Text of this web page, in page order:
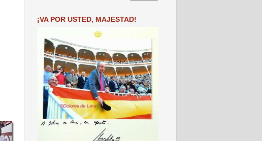
¡VA POR USTED, MAJESTAD!